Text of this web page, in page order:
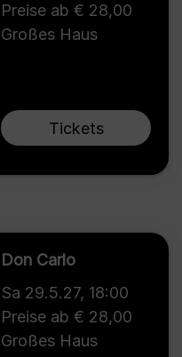
Preise ab € 28,00
Großes Haus
Tickets
Don Carlo
Sa 29.5.27, 18:00
Preise ab € 28,00
Großes Haus